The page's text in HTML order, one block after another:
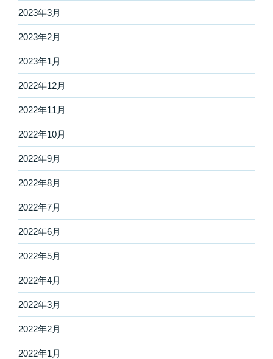
2023年3月
2023年2月
2023年1月
2022年12月
2022年11月
2022年10月
2022年9月
2022年8月
2022年7月
2022年6月
2022年5月
2022年4月
2022年3月
2022年2月
2022年1月